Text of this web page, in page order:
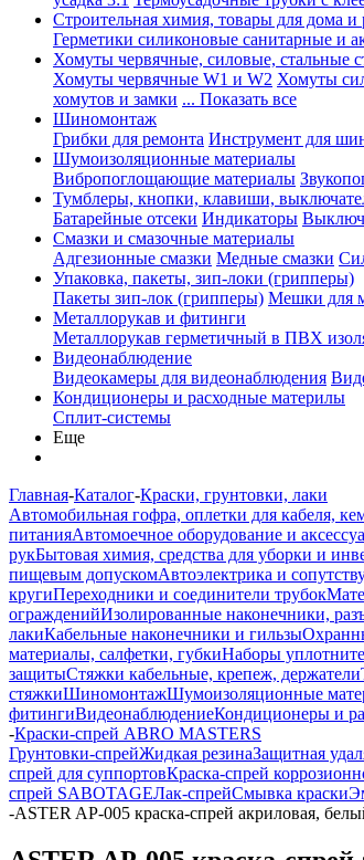
Строительная химия, товары для дома и
Герметики силиконовые санитарные и
Хомуты червячные, силовые, стальные
Хомуты червячные W1 и W2 Хомуты
хомутов и замки ... Показать все
Шиномонтаж
Грибки для ремонта Инструмент для
Шумоизоляционные материалы
Вибропоглощающие материалы
Тумблеры, кнопки, клавиши,
Батарейные отсеки Индикаторы
Смазки и смазочные материалы
Адгезионные смазки Медные смазки
Упаковка, пакеты, зип-локи (грипперы)
Пакеты зип-лок (грипперы) Мешки для
Металлорукав и фитинги
Металлорукав герметичный в ПВХ
Видеонаблюдение
Видеокамеры для видеонаблюдения
Кондиционеры и расходные материлы
Сплит-системы
Еще
Главная-Каталог-Краски, грунтовки, лаки
Автомобильная гофра, оплетки для кабеля,
питанияАвтомоечное оборудование и
рукБытовая химия, средства для уборки и
пищевым допускомАвтоэлектрика и
кругиПереходники и соединители трубок
огражденийИзолированные наконечники,
лакиКабельные наконечники и гильзы
материалы, салфетки, губкиНаборы
защитыСтяжки кабельные, крепеж, держатели
стяжкиШиномонтажШумоизоляционные
фитингиВидеонаблюдениеКондиционеры и
-Краски-спрей ABRO MASTERS
Грунтовки-спрейЖидкая резинаЗащитная
спрей для суппортовКраска-спрей
спрей SABOTAGEЛак-спрейСмывка краски
-ASTER AP-005 краска-спрей акриловая,